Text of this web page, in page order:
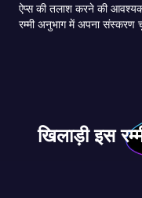
ऐप्स की तलाश करने की
रम्मी अनुभाग में अपना संस्करण
खिलाड़ी इस